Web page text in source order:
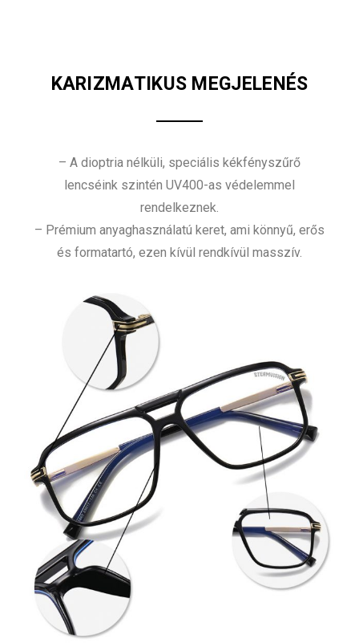
KARIZMATIKUS MEGJELENÉS
– A dioptria nélküli, speciális kékfényszűrő
lencséink szintén UV400-as védelemmel
rendelkeznek.
– Prémium anyaghasználatú keret, ami könnyű, erős
és formatartó, ezen kívül rendkívül masszív.